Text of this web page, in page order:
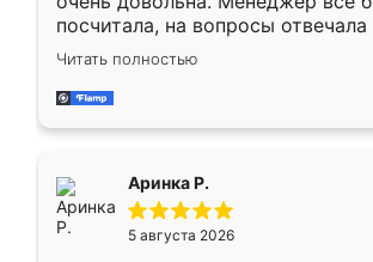
посчитала, на вопросы отвечала
Замерщик приехал в субботу,
делу со всей ответственностью.
за день, ребята работали
Читать полностью
Аринка Р.
5 августа 2026